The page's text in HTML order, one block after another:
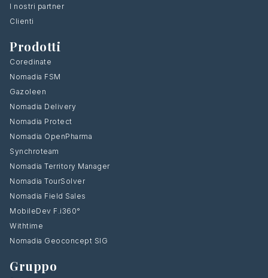
I nostri partner
Clienti
Prodotti
Coredinate
Nomadia FSM
Gazoleen
Nomadia Delivery
Nomadia Protect
Nomadia OpenPharma
Synchroteam
Nomadia Territory Manager
Nomadia TourSolver
Nomadia Field Sales
MobileDev F.i360°
Withtime
Nomadia Geoconcept SIG
Gruppo